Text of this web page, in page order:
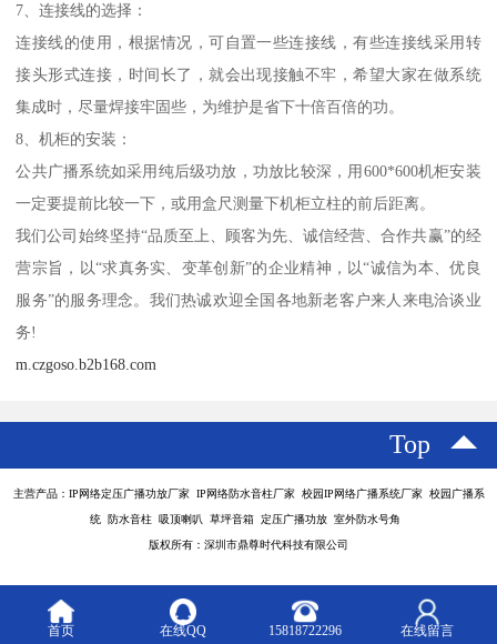
7、连接线的选择：
连接线的使用，根据情况，可自置一些连接线，有些连接线采用转
接头形式连接，时间长了，就会出现接触不牢，希望大家在做系统
集成时，尽量焊接牢固些，为维护是省下十倍百倍的功。
8、机柜的安装：
公共广播系统如采用纯后级功放，功放比较深，用600*600机柜安装
一定要提前比较一下，或用盒尺测量下机柜立柱的前后距离。
我们公司始终坚持“品质至上、顾客为先、诚信经营、合作共赢”的经
营宗旨，以“求真务实、变革创新”的企业精神，以“诚信为本、优良
服务”的服务理念。我们热诚欢迎全国各地新老客户来人来电洽谈业
务!
m.czgoso.b2b168.com
Top
主营产品：IP网络定压广播功放厂家 IP网络防水音柱厂家 校园IP网络广播系统厂家 校园广播系
统 防水音柱 吸顶喇叭 草坪音箱 定压广播功放 室外防水号角
版权所有：深圳市鼎尊时代科技有限公司
首页 在线QQ 15818722296 在线留言